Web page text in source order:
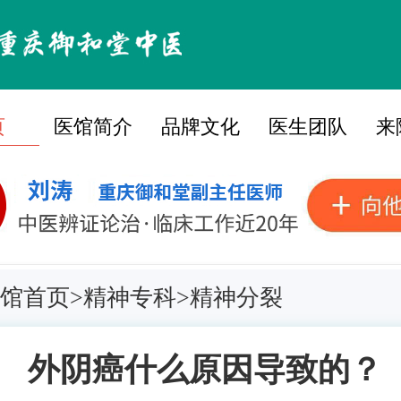
医馆简介 品牌文化 医生团队 来
首页>精神专科>精神分裂
外阴癌什么原因导致的？